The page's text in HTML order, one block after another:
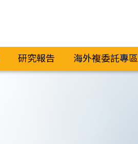
研究報告 海外複委託專區